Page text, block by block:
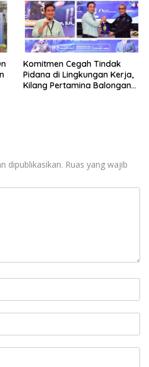
Komitmen Cegah Tindak
Pidana di Lingkungan Kerja,
Kilang Pertamina Balongan
dipublikasikan. Ruas yang wajib